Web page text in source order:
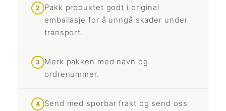
Pakk produktet godt i original
emballasje for å unngå skader under
transport.
Merk pakken med navn og
ordrenummer.
Send med sporbar frakt og send oss